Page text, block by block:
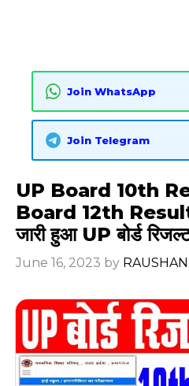
Join WhatsApp
Join Telegram
UP Board 10th
Board 12th
जारी हुआ UP बोर्ड
June 16, 2023 by